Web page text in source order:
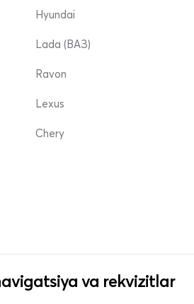
Hyundai
Lada (ВАЗ)
Ravon
Lexus
Chery
va rekvizitlar